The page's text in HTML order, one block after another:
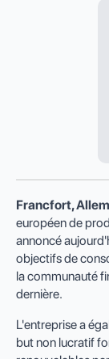
Francfort,
européen de
annoncé
objectifs de
la communauté
dernière.
L'entreprise a
but non lucratif